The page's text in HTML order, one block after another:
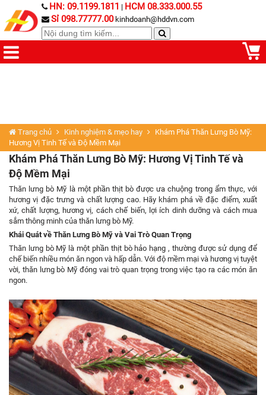
HN: 09.1199.1811 | HCM 08.333.000.55
Sỉ 098.77777.00 kinhdoanh@hddvn.com
Trang chủ Kinh nghiệm & mẹo hay
Khám Phá Thăn Lưng Bò Mỹ:
Hương Vị Tinh Tế và Độ Mềm Mại
Khám Phá Thăn Lưng Bò Mỹ: Hương Vị Tinh Tế và
Độ Mềm Mại
Thăn lưng bò Mỹ là một phần thịt bò được ưa chuộng trong ẩm thực, với
hương vị đặc trưng và chất lượng cao. Hãy khám phá về đặc điểm, xuất
xứ, chất lượng, hương vị, cách chế biến, lợi ích dinh dưỡng và cách mua
sắm thông minh của thăn lưng bò Mỹ.
Khái Quát về Thăn Lưng Bò Mỹ và Vai Trò Quan Trọng
Thăn lưng bò Mỹ là một phần thịt bò hảo hạng , thường được sử dụng để
chế biến nhiều món ăn ngon và hấp dẫn. Với độ mềm mại và hương vị tuyệt
vời, thăn lưng bò Mỹ đóng vai trò quan trọng trong việc tạo ra các món ăn
ngon.